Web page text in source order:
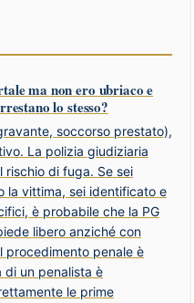
ma non ero ubriaco e
lo stesso?
soccorso prestato),
La polizia giudiziaria
di fuga. Se sei
la vittima, sei identificato e
è probabile che la PG
libero anziché con
procedimento penale è
di un penalista è
le prime